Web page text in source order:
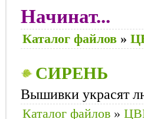
Начинат...
Каталог файлов »
СИРЕНЬ
Вышивки украсят
Каталог файлов »